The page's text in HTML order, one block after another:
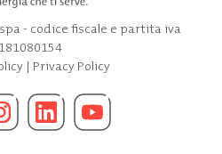
- codice fiscale e partita iva
| Privacy Policy